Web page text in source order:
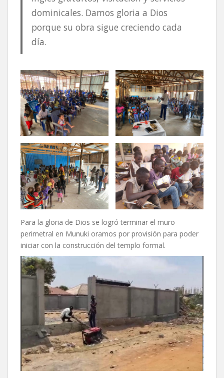
dominicales. Damos gloria a Dios
porque su obra sigue creciendo cada
día.
Para la gloria de Dios se logró terminar el muro
perimetral en Munuki oramos por provisión para poder
iniciar con la construcción del templo formal.